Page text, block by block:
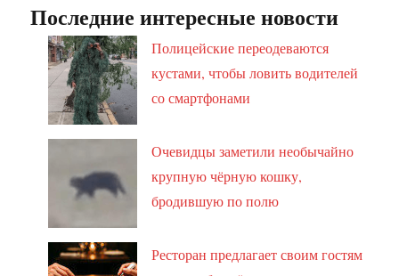
Последние интересные новости
Полицейские переодеваются
кустами, чтобы ловить водителей
со смартфонами
Очевидцы заметили необычайно
крупную чёрную кошку,
бродившую по полю
Ресторан предлагает своим гостям